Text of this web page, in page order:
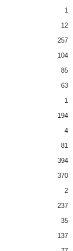
1
12
257
104
85
63
1
194
4
81
394
370
2
237
35
137